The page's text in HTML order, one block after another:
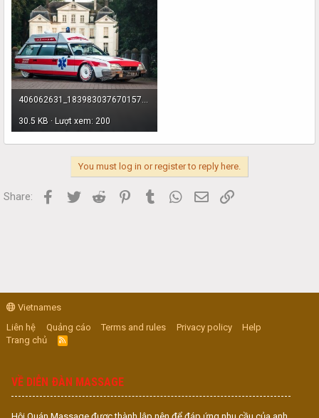
30.5 KB · Lượt xem: 200
You must log in or register to reply here.
Share: Facebook
Twitter Reddit PinterestTumblr WhatsApp
Email
Vietnames
Liên hệ
Quảng cáo Terms and rules Privacy policy
Help
Trang chủ
R
S
VỀ DIỄN ĐÀN MASSAGE